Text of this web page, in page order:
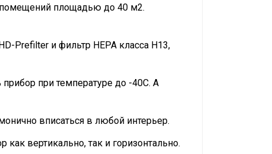
помещений площадью до 40 м2.
Prefilter и фильтр HEPA класса H13,
при температуре до -40С. А
вписаться в любой интерьер.
вертикально, так и горизонтально.